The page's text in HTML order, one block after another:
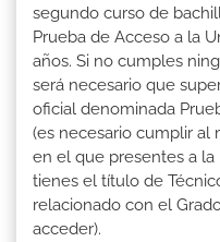
segundo curso de
Prueba de Acceso a la
años. Si no cumples
será necesario que
oficial denominada
(es necesario cumplir al
en el que presentes a la
tienes el título de
relacionado con el
acceder).